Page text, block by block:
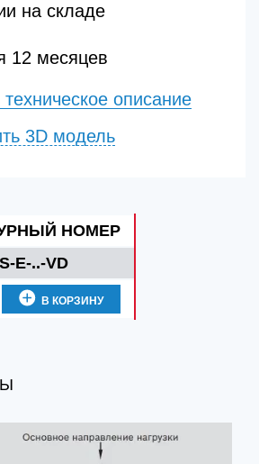
на складе
12 месяцев
техническое описание
3D модель
НОМЕР
E-..-VD
В КОРЗИНУ